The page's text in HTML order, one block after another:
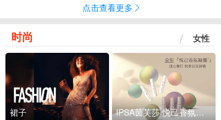
点击查看更多
时尚 女性
裙子 IPSA茵芙莎 悦己香氛凝露上市